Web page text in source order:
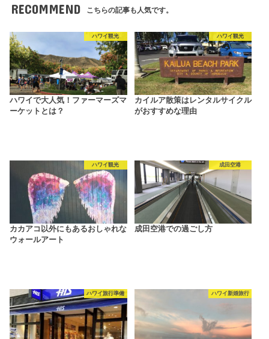
RECOMMEND こちらの記事も人気です。
ハワイ観光
ハワイで大人気！ファーマーズマ
ーケットとは？
ハワイ観光
カイルア散策はレンタルサイクル
がおすすめな理由
ハワイ観光
カカアコ以外にもあるおしゃれな
ウォールアート
成田空港
成田空港での過ごし方
ハワイ旅行準備 ハワイ新婚旅行